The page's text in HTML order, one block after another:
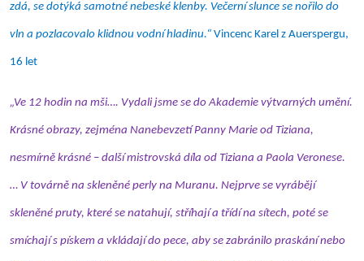
zdá, se dotýká samotné nebeské klenby. Večerní slunce se nořilo do
vln a pozlacovalo klidnou vodní hladinu.“ Vincenc Karel z Auerspergu,
16 let
„Ve 12 hodin na mši…. Vydali jsme se do Akademie výtvarných umění.
Krásné obrazy, zejména Nanebevzetí Panny Marie od Tiziana,
nesmírně krásné – další mistrovská díla od Tiziana a Paola Veronese.
… V továrně na skleněné perly na Muranu. Nejprve se vyrábějí
skleněné pruty, které se natahují, stříhají a třídí na sítech, poté se
smíchají s pískem a vkládají do pece, aby se zabránilo praskání nebo